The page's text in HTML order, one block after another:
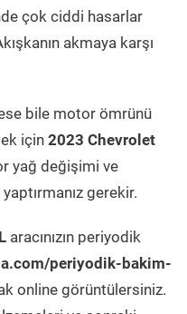
çok ciddi hasarlar
akmaya karşı
bile motor ömrünü
için 2023 Chevrolet
yağ değişimi ve
gerekir.
aracınızın periyodik
periyodik-bakim-
online görüntülersiniz.